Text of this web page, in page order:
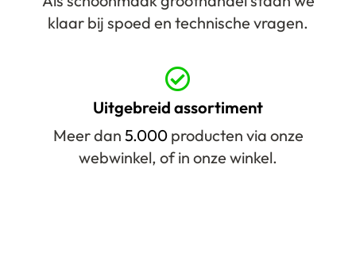
klaar bij spoed en technische vragen.
Uitgebreid assortiment
Meer dan 5.000producten via onze
webwinkel, of in onze winkel.